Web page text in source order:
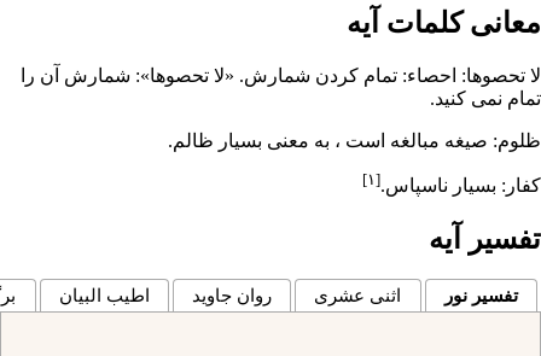
معانی کلمات آیه
لا تحصوها: احصاء: تمام كردن شمارش. «لا تحصوها»: شمارش آن را
تمام نمى ‏كنيد.
ظلوم: صيغه مبالغه است ، به معنى بسيار ظالم.
كفار: بسيار ناسپاس.[۱]
تفسیر آیه
تفسیر نور اثنی عشری روان جاوید اطیب البیان